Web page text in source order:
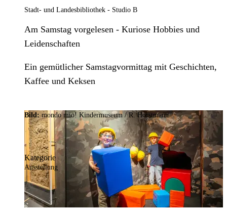
Stadt- und Landesbibliothek - Studio B
Am Samstag vorgelesen - Kuriose Hobbies und
Leidenschaften
Ein gemütlicher Samstagvormittag mit Geschichten,
Kaffee und Keksen
Bild:mondo mio! Kindermuseum / R. Horstmann
Kategorie
Ausstellung